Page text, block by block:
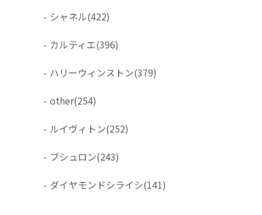
- シャネル(422)
- カルティエ(396)
- ハリーウィンストン(379)
- other(254)
- ルイヴィトン(252)
- ブシュロン(243)
- ダイヤモンドシライシ(141)